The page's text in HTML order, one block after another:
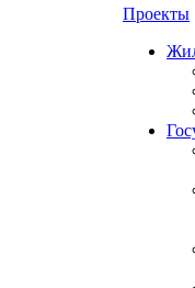
Проекты